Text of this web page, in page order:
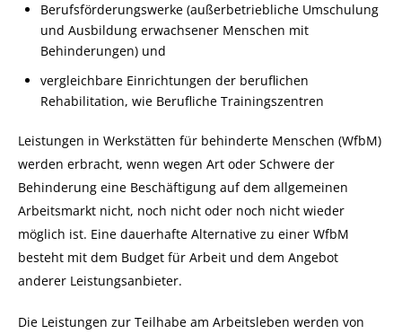
Berufsförderungswerke (außerbetriebliche Umschulung
und Ausbildung erwachsener Menschen mit
Behinderungen) und
vergleichbare Einrichtungen der beruflichen
Rehabilitation, wie Berufliche Trainingszentren
Leistungen in Werkstätten für behinderte Menschen (WfbM)
werden erbracht, wenn wegen Art oder Schwere der
Behinderung eine Beschäftigung auf dem allgemeinen
Arbeitsmarkt nicht, noch nicht oder noch nicht wieder
möglich ist. Eine dauerhafte Alternative zu einer WfbM
besteht mit dem Budget für Arbeit und dem Angebot
anderer Leistungsanbieter.
Die Leistungen zur Teilhabe am Arbeitsleben werden von